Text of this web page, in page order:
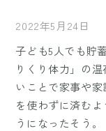
2022年5月24日
子ども5人でも貯
りくり体力」の
いことで家事や
を使わずに済む
うになったそう。